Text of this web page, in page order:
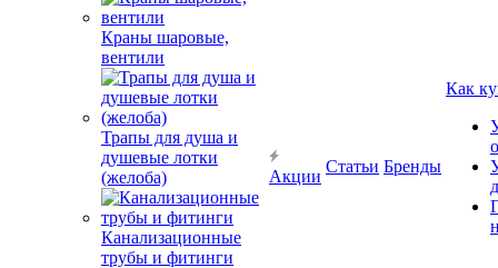
Краны шаровые,
вентили
Трапы для душа и
душевые лотки
(желоба)
Канализационные
трубы и фитинги
Акции
Статьи Бренды
Как